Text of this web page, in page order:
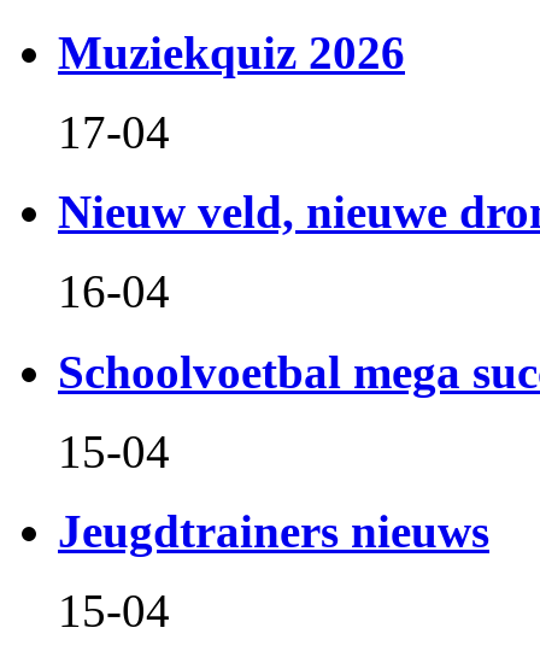
Muziekquiz 2026
17-04
Nieuw veld, nieuwe
16-04
Schoolvoetbal mega
15-04
Jeugdtrainers nieuws
15-04